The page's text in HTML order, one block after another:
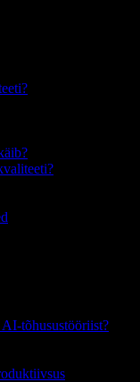
tõhusustööriist?